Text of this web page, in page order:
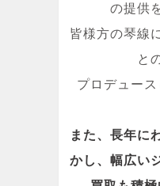
の提供
皆様方の琴線
と
プロデュース
また、長年に
かし、幅広い